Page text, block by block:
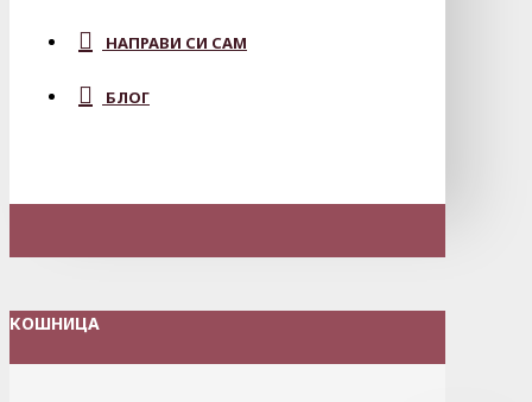
НАПРАВИ СИ САМ
БЛОГ
КОШНИЦА